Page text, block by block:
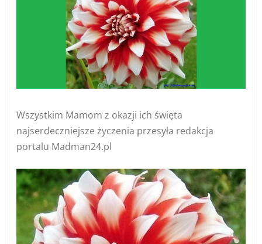
Wszystkim Mamom z okazji ich święta
najserdeczniejsze życzenia przesyła redakcja
portalu Madman24.pl